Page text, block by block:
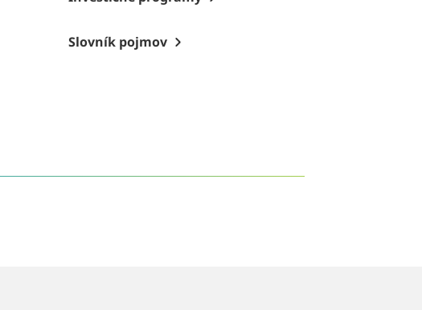
Slovník pojmov